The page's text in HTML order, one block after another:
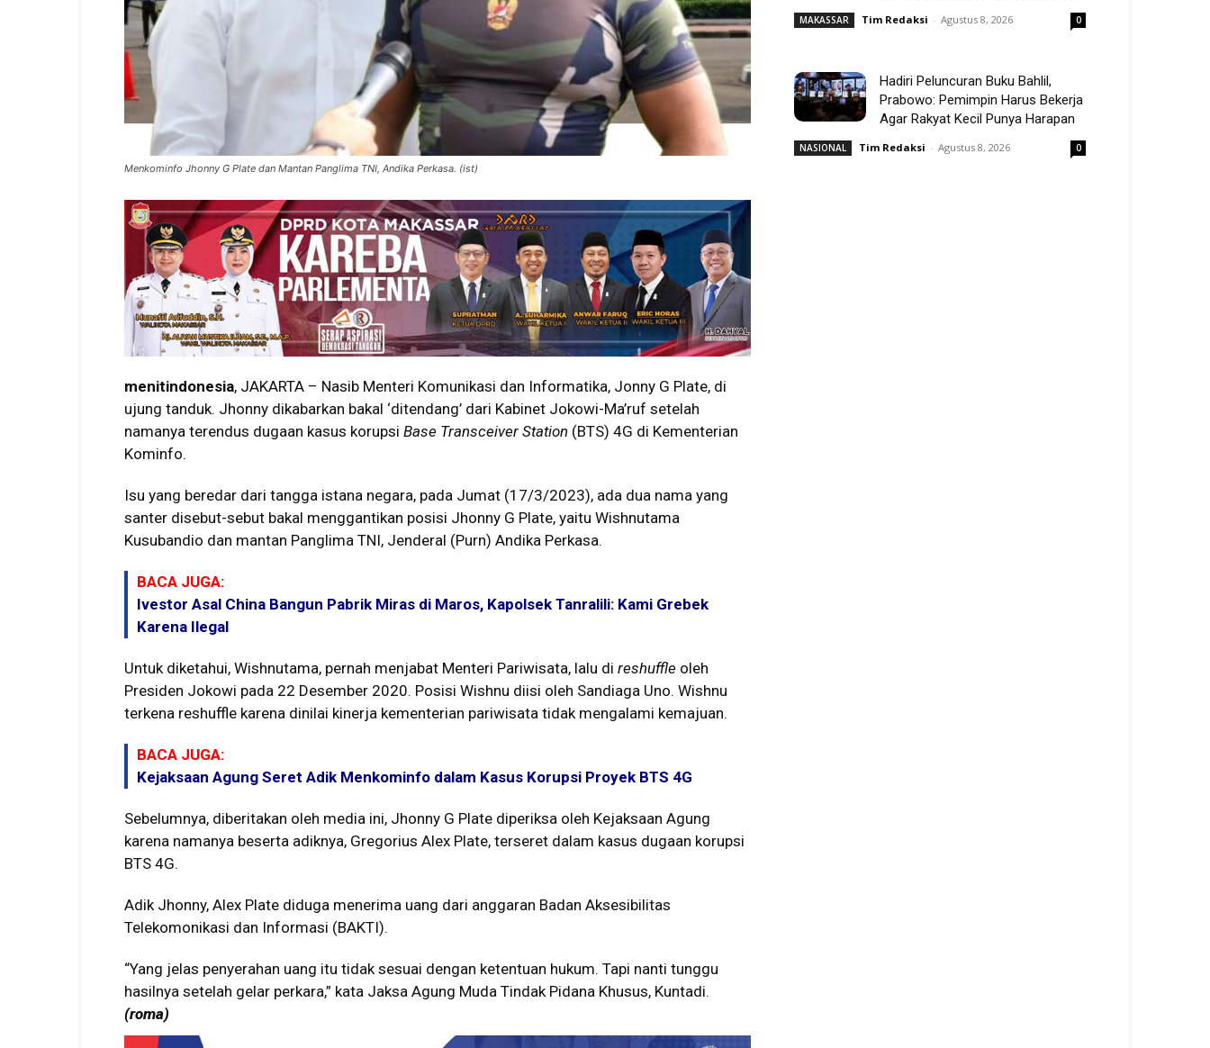
Menkominfo Jhonny G Plate dan Mantan Panglima TNI, Andika Perkasa. (ist)
menitindonesia, JAKARTA – Nasib Menteri Komunikasi dan Informatika, Jonny G Plate, di
ujung tanduk. Jhonny dikabarkan bakal ‘ditendang’ dari Kabinet Jokowi-Ma’ruf setelah
namanya terendus dugaan kasus korupsi Base Transceiver Station (BTS) 4G di Kementerian
Kominfo.
Isu yang beredar dari tangga istana negara, pada Jumat (17/3/2023), ada dua nama yang
santer disebut-sebut bakal menggantikan posisi Jhonny G Plate, yaitu Wishnutama
Kusubandio dan mantan Panglima TNI, Jenderal (Purn) Andika Perkasa.
BACA JUGA:
Ivestor Asal China Bangun Pabrik Miras di Maros, Kapolsek Tanralili: Kami Grebek
Karena Ilegal
Untuk diketahui, Wishnutama, pernah menjabat Menteri Pariwisata, lalu di reshuffle oleh
Presiden Jokowi pada 22 Desember 2020. Posisi Wishnu diisi oleh Sandiaga Uno. Wishnu
terkena reshuffle karena dinilai kinerja kementerian pariwisata tidak mengalami kemajuan.
BACA JUGA:
Kejaksaan Agung Seret Adik Menkominfo dalam Kasus Korupsi Proyek BTS 4G
Sebelumnya, diberitakan oleh media ini, Jhonny G Plate diperiksa oleh Kejaksaan Agung
karena namanya beserta adiknya, Gregorius Alex Plate, terseret dalam kasus dugaan korupsi
BTS 4G.
Adik Jhonny, Alex Plate diduga menerima uang dari anggaran Badan Aksesibilitas
Telekomonikasi dan Informasi (BAKTI).
“Yang jelas penyerahan uang itu tidak sesuai dengan ketentuan hukum. Tapi nanti tunggu
hasilnya setelah gelar perkara,” kata Jaksa Agung Muda Tindak Pidana Khusus, Kuntadi.
(roma)
MAKASSAR Tim Redaksi - Agustus 8, 2026 0
Hadiri Peluncuran Buku Bahlil,
Prabowo: Pemimpin Harus Bekerja
Agar Rakyat Kecil Punya Harapan
NASIONAL Tim Redaksi - Agustus 8, 2026 0